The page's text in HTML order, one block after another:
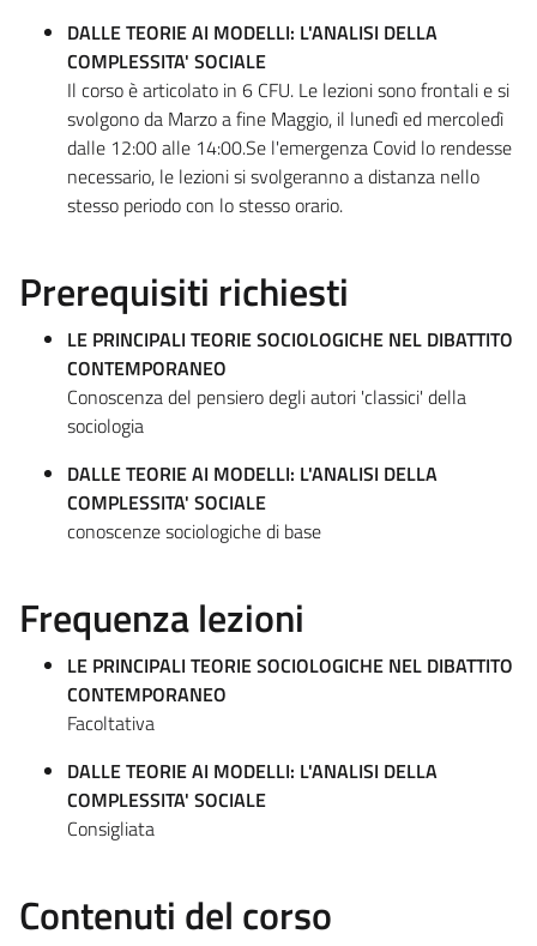
DALLE TEORIE AI MODELLI: L'ANALISI DELLA
COMPLESSITA' SOCIALE
Il corso è articolato in 6 CFU. Le lezioni sono frontali e si
svolgono da Marzo a fine Maggio, il lunedì ed mercoledì
dalle 12:00 alle 14:00.Se l'emergenza Covid lo rendesse
necessario, le lezioni si svolgeranno a distanza nello
stesso periodo con lo stesso orario.
Prerequisiti richiesti
LE PRINCIPALI TEORIE SOCIOLOGICHE NEL DIBATTITO
CONTEMPORANEO
Conoscenza del pensiero degli autori 'classici' della
sociologia
DALLE TEORIE AI MODELLI: L'ANALISI DELLA
COMPLESSITA' SOCIALE
conoscenze sociologiche di base
Frequenza lezioni
LE PRINCIPALI TEORIE SOCIOLOGICHE NEL DIBATTITO
CONTEMPORANEO
Facoltativa
DALLE TEORIE AI MODELLI: L'ANALISI DELLA
COMPLESSITA' SOCIALE
Consigliata
Contenuti del corso